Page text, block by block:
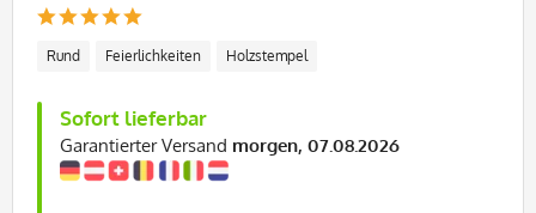
Rund Feierlichkeiten Holzstempel
Sofort lieferbar
Garantierter Versand morgen, 07.08.2026